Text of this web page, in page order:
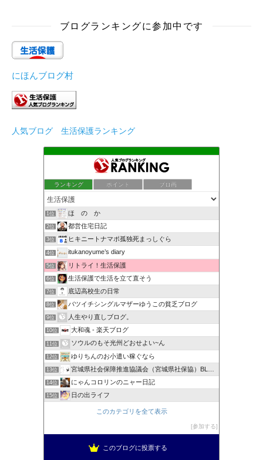
ブログランキングに参加中です
にほんブログ村
人気ブログ 生活保護ランキング
ランキング ポイント ブロ画
1位 ほ の か
2位 都営住宅日記
3位 ヒキニートナマポ孤独死まっしぐら
4位 itukanoyume’s diary
5位 リトライ！生活保護
6位 生活保護で生活を立て直そう
7位 底辺高校生の日常
8位 バツイチシングルマザーゆうこの貧乏ブログ
9位 人生やり直しブログ。
10位 大和魂 - 楽天ブログ
11位 ソウルのもそ光州どおせよい~ん
12位 ゆりちんのお小遣い稼ぐなら
13位 宮城県社会保障推進協議会（宮城県社保協）BLOG
14位 にゃんコロリンのニャー日記
15位 日の出ライフ
このカテゴリを全て表示
参加する
このブログに投票する